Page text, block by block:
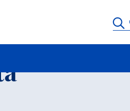
Corsi di Laurea